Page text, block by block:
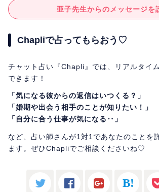
亜子先生からのメッセージを
Chapliで占ってもらおう♡
チャット占い『Chapli』では、リアルタイ
できます！
「気になる彼からの返信はいつくる？」
「婚期や出会う相手のことが知りたい！」
「自分に合う仕事が気になる‥」
など、占い師さんが1対1であなたのことを
ます。ぜひChapliでご相談くださいね♡